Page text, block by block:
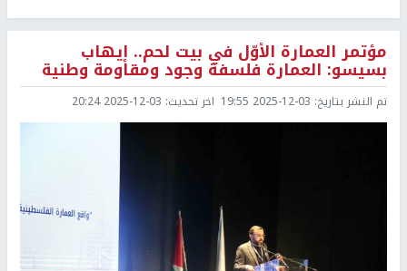
مؤتمر العمارة الأوّل في بيت لحم.. إيهاب
بسيسو: العمارة فلسفة وجود ومقاومة وطنية
تم النشر بتاريخ: 2025-12-03 19:55 اخر تحديث: 2025-12-03 20:24